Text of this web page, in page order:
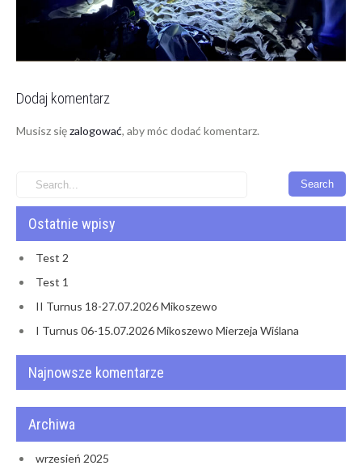
Dodaj komentarz
Musisz sięzalogować, aby móc dodać komentarz.
Ostatnie wpisy
Test 2
Test 1
II Turnus 18-27.07.2026 Mikoszewo
I Turnus 06-15.07.2026 Mikoszewo Mierzeja Wiślana
Najnowsze komentarze
Archiwa
wrzesień 2025